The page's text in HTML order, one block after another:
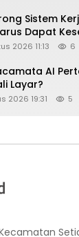
Sistem
Dapat
2026 11:13 6
AI
Layar?
2026 19:31 5